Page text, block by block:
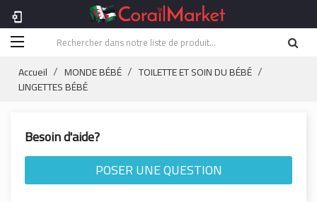
phonelink_setup
Accueil MONDE BÉBÉ
TOILETTE ET SOIN DU BÉBÉ
LINGETTES BÉBÉ
Besoin d'aide?
POSER UNE QUESTION